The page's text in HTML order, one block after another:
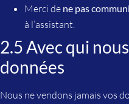
Merci de ne pas
à l’assistant.
2.5 Avec qui
données
Nous ne vendons jamais vos